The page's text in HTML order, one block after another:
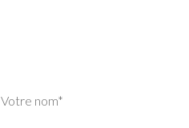
Votre nom*